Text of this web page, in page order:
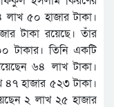
লাখ ৫০ হাজার টাকা।
টাকা রয়েছে। তাঁর
টাকার। তিনি একটি
৬৪ লাখ টাকা।
৪৭ হাজার ৫২৩ টাকা।
২ লাখ ২৫ হাজার